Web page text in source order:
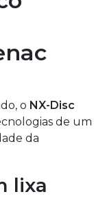
o NX-Disc
de um
da
lixa